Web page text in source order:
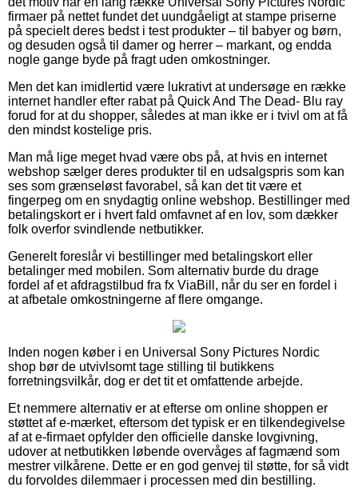
firmaer på nettet fundet det uundgåeligt at stampe priserne
på specielt deres bedst i test produkter – til babyer og børn,
og desuden også til damer og herrer – markant, og endda
nogle gange byde på fragt uden omkostninger.
Men det kan imidlertid være lukrativt at undersøge en række
internet handler efter rabat på Quick And The Dead- Blu ray
forud for at du shopper, således at man ikke er i tvivl om at få
den mindst kostelige pris.
Man må lige meget hvad være obs på, at hvis en internet
webshop sælger deres produkter til en udsalgspris som kan
ses som grænseløst favorabel, så kan det tit være et
fingerpeg om en snydagtig online webshop. Bestillinger med
betalingskort er i hvert fald omfavnet af en lov, som dækker
folk overfor svindlende netbutikker.
Generelt foreslår vi bestillinger med betalingskort eller
betalinger med mobilen. Som alternativ burde du drage
fordel af et afdragstilbud fra fx ViaBill, når du ser en fordel i
at afbetale omkostningerne af flere omgange.
Inden nogen køber i en Universal Sony Pictures Nordic
shop bør de utvivlsomt tage stilling til butikkens
forretningsvilkår, dog er det tit et omfattende arbejde.
Et nemmere alternativ er at efterse om online shoppen er
støttet af e-mærket, eftersom det typisk er en tilkendegivelse
af at e-firmaet opfylder den officielle danske lovgivning,
udover at netbutikken løbende overvåges af fagmænd som
mestrer vilkårene. Dette er en god genvej til støtte, for så vidt
du forvoldes dilemmaer i processen med din bestilling.